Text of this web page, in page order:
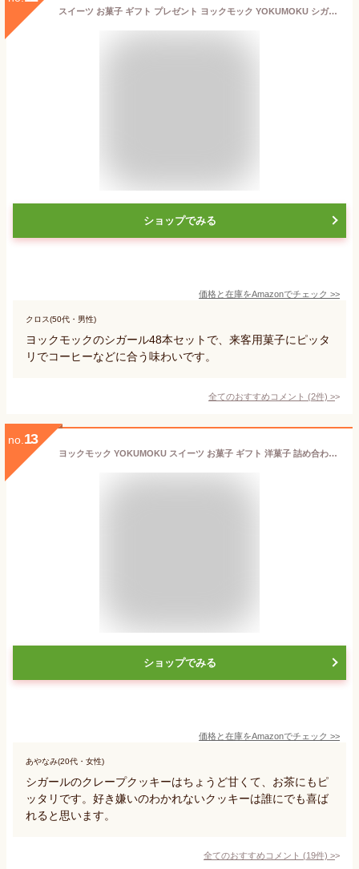
スイーツ お菓子 ギフト プレゼント ヨックモック YOKUMOKU シガール (48本入り)
ショップでみる
価格と在庫をAmazonでチェック >>
クロス(50代・男性)
ヨックモックのシガール48本セットで、来客用菓子にピッタ
リでコーヒーなどに合う味わいです。
全てのおすすめコメント (2件) >
no. 13
ヨックモック YOKUMOKU スイーツ お菓子 ギフト 洋菓子 詰め合わせ プレゼント シガール 個包装 シガール 20本入
ショップでみる
価格と在庫をAmazonでチェック >>
あやなみ(20代・女性)
シガールのクレープクッキーはちょうど甘くて、お茶にもピ
ッタリです。好き嫌いのわかれないクッキーは誰にでも喜ば
れると思います。
全てのおすすめコメント (19件) >